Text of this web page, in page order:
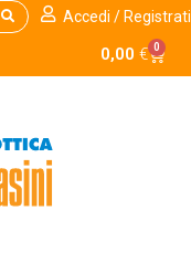
Accedi / Registrati
0,00 € 0